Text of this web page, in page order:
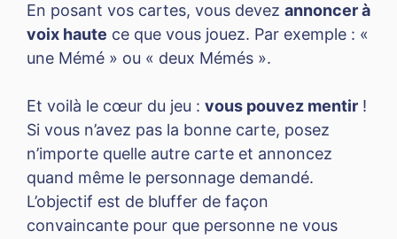
En posant vos cartes, vous devez annoncer à
voix haute ce que vous jouez. Par exemple : «
une Mémé » ou « deux Mémés ».
Et voilà le cœur du jeu : vous pouvez mentir !
Si vous n’avez pas la bonne carte, posez
n’importe quelle autre carte et annoncez
quand même le personnage demandé.
L’objectif est de bluffer de façon
convaincante pour que personne ne vous